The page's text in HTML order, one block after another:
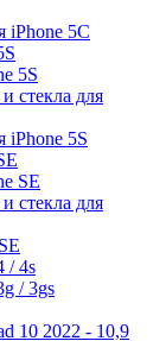
iPhone 5C
5S
стекла для
iPhone 5S
SE
стекла для
/ 4s
/ 3gs
10 2022 - 10,9